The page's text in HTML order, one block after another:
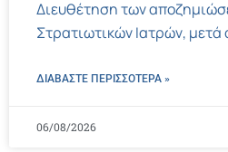
Διευθέτηση των
Στρατιωτικών Ιατρών, μετά
ΔΙΑΒΑΣΤΕ ΠΕΡΙΣΣΌΤΕΡΑ »
06/08/2026